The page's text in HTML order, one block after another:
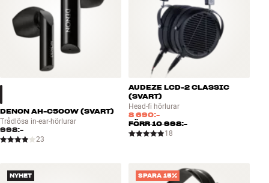
DENON AH-C500W (SVART)
Trådlösa in-ear-hörlurar
998:-
23
AUDEZE LCD-2 CLASSIC
(SVART)
Head-fi hörlurar
8 690:-
FÖRR10 998:-
18
NYHET SPARA 15%